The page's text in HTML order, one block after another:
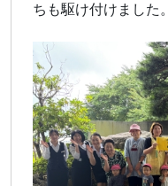
ちも駆け付けました。